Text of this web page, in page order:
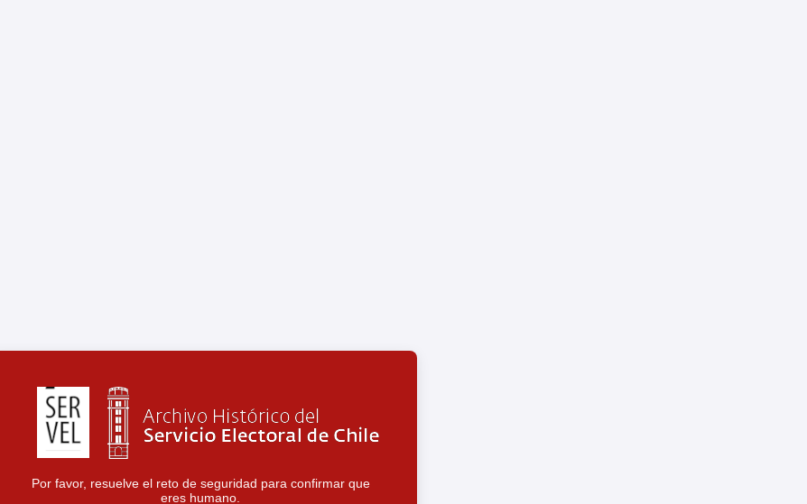
Por favor, resuelve el reto de seguridad para confirmar que
eres humano.